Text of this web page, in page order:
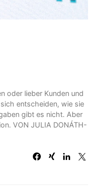
oder lieber Kunden und
entscheiden, wie sie
gibt es nicht. Aber
VON JULIA DONÁTH-